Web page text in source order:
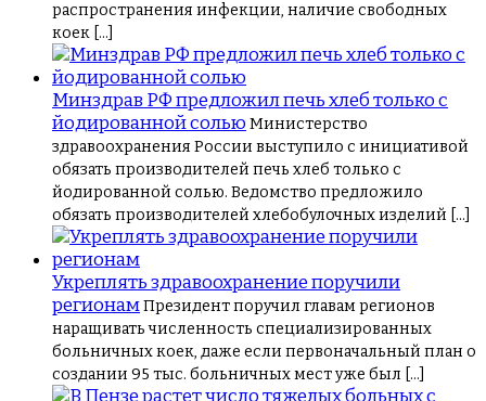
распространения инфекции, наличие свободных
коек […]
Минздрав РФ предложил печь хлеб только с
йодированной солью Министерство
здравоохранения России выступило с инициативой
обязать производителей печь хлеб только с
йодированной солью. Ведомство предложило
обязать производителей хлебобулочных изделий […]
Укреплять здравоохранение поручили
регионамПрезидент поручил главам регионов
наращивать численность специализированных
больничных коек, даже если первоначальный план о
создании 95 тыс. больничных мест уже был […]